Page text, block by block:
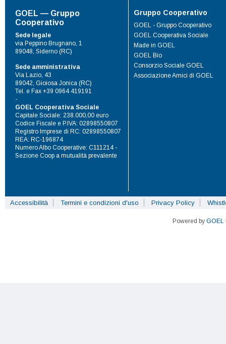
GOEL — Gruppo
Cooperativo
Sede legale
via Peppino Brugnano, 1
89048, Siderno (RC)
Sede amministrativa
Via Lazio, 43
89042, Gioiosa Jonica (RC)
Tel. e Fax +39 0964 419191
-
GOEL Cooperativa Sociale
Capitale Sociale: 238.000,00 euro
Codice Fiscale e P.IVA: 02898550807
Registro Imprese di RC: 02898550807
REA: RC-196874
Numero Albo Cooperative: C111214 -
Sezione Coop a mutualità prevalente
Gruppo Cooperativo
GOEL - Gruppo Cooperativo
GOEL Cooperativa Sociale
Made in GOEL
GOEL Bio
Consorzio Sociale GOEL
Associazione Amici di GOEL
Accessibilità Termini e condizioni d'uso Privacy Policy
Powered by GOEL